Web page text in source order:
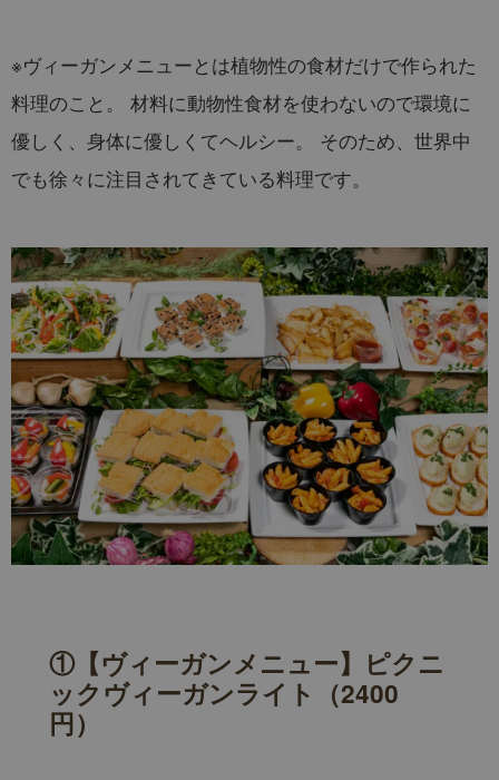
※ヴィーガンメニューとは植物性の食材だけで作られた
料理のこと。 材料に動物性食材を使わないので環境に
優しく、身体に優しくてヘルシー。 そのため、世界中
でも徐々に注目されてきている料理です。
①【ヴィーガンメニュー】ピクニ
ックヴィーガンライト
（2400
円）